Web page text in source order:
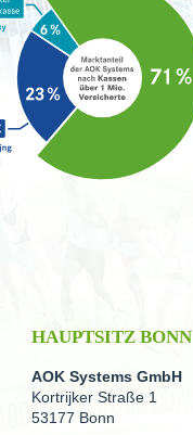
HAUPTSITZ BONN
AOK Systems GmbH
Kortrijker Straße 1
53177 Bonn